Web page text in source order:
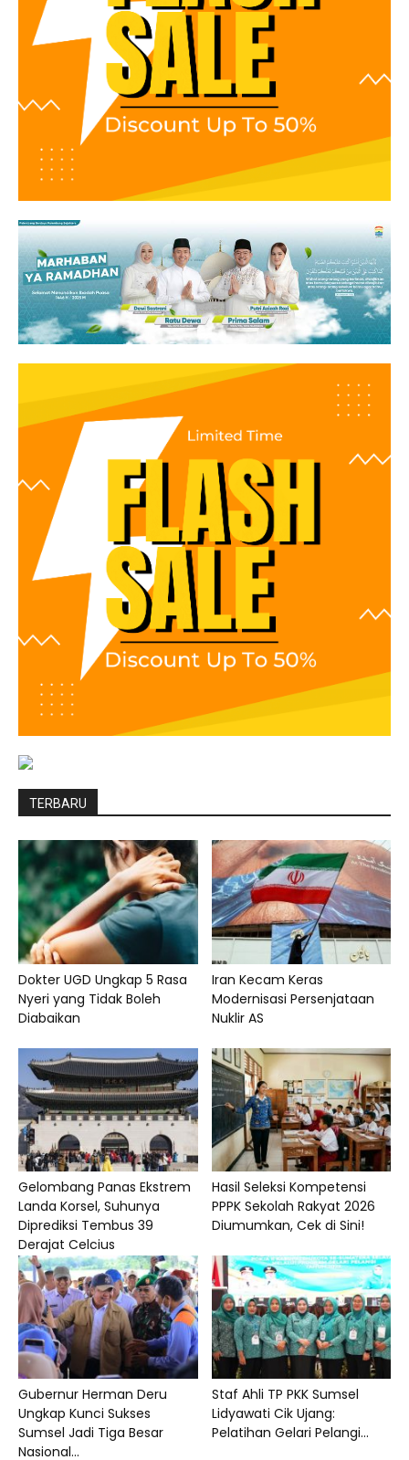
TERBARU
Dokter UGD Ungkap 5 Rasa
Nyeri yang Tidak Boleh
Diabaikan
Iran Kecam Keras
Modernisasi Persenjataan
Nuklir AS
Gelombang Panas Ekstrem
Landa Korsel, Suhunya
Diprediksi Tembus 39
Derajat Celcius
Hasil Seleksi Kompetensi
PPPK Sekolah Rakyat 2026
Diumumkan, Cek di Sini!
Gubernur Herman Deru
Ungkap Kunci Sukses
Sumsel Jadi Tiga Besar
Nasional...
Staf Ahli TP PKK Sumsel
Lidyawati Cik Ujang:
Pelatihan Gelari Pelangi...